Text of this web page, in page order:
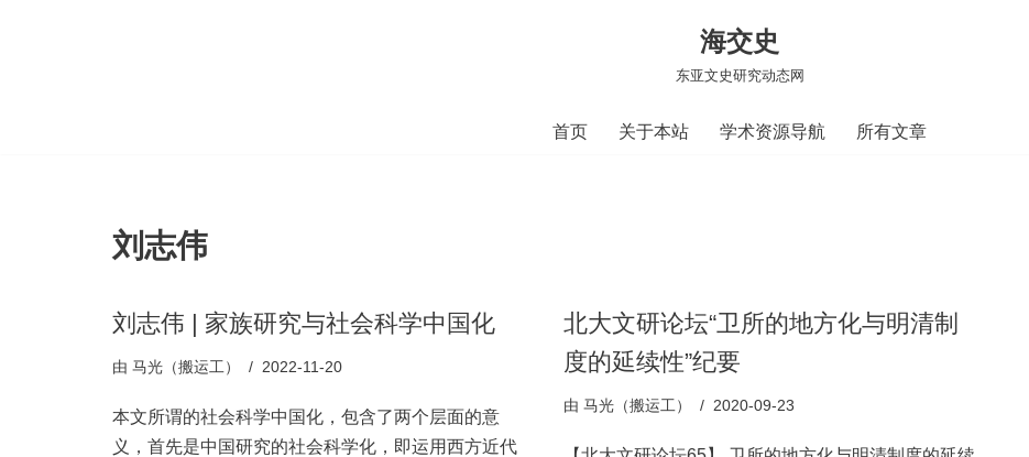
海交史
东亚文史研究动态网
首页 关于本站 学术资源导航 所有文章
刘志伟
刘志伟 | 家族研究与社会科学中国化
由 马光（搬运工） 2022-11-20
本文所谓的社会科学中国化，包含了两个层面的意
义，首先是中国研究的社会科学化，即运用西方近代
北大文研论坛“卫所的地方化与明清制
度的延续性”纪要
由 马光（搬运工） 2020-09-23